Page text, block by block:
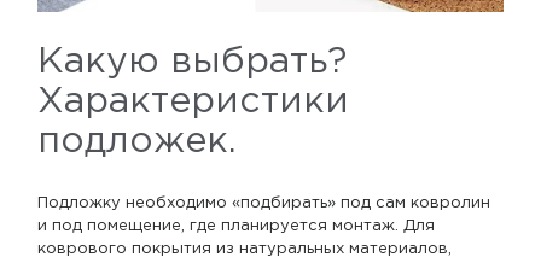
Какую выбрать?
Характеристики
подложек.
Подложку необходимо «подбирать» под сам ковролин
и под помещение, где планируется монтаж. Для
коврового покрытия из натуральных материалов,